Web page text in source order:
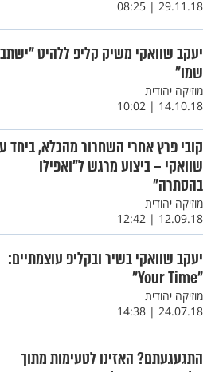
29.11.18 | 08:25
יעקב שוואקי משיק קליפ ללהיט
שמו"
מוזיקה יהודית
14.10.18 | 10:02
קובי פרץ אחרי השחרור מהכלא, ביחד
שוואקי – ביצוע מרגש ל"ואפילו
בהסתרה"
מוזיקה יהודית
12.09.18 | 12:42
יעקב שוואקי בשיר ובקליפ עוצמתיים:
"Your Time"
מוזיקה יהודית
24.07.18 | 14:38
התגעגעתם? האזינו לטעימות מתוך